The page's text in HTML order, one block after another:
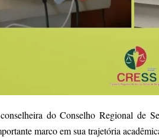
do Conselho Regional de
marco em sua trajetória